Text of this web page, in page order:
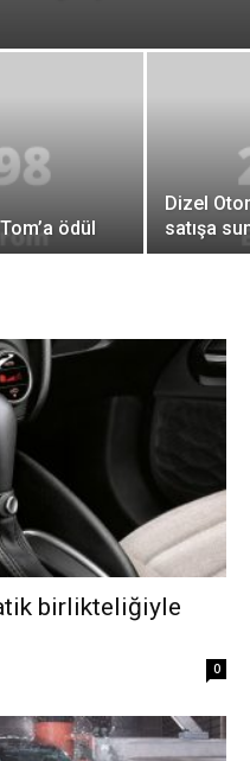
ödül
Dizel
satışa
birlikteliğiyle
0